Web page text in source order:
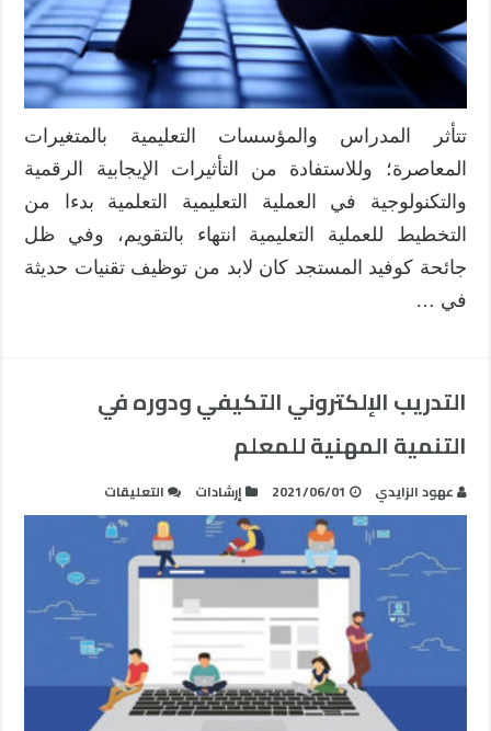
كوفيد
المُستجد
تتأثر المدراس والمؤسسات التعليمية بالمتغيرات
المعاصرة؛ وللاستفادة من التأثيرات الإيجابية الرقمية
والتكنولوجية في العملية التعليمية التعلمية بدءا من
التخطيط للعملية التعليمية انتهاء بالتقويم، وفي ظل
جائحة كوفيد المستجد كان لابد من توظيف تقنيات حديثة
في …
التدريب الإلكتروني التكيفي ودوره في
التنمية المهنية للمعلم
عهود الزايدي 2021/06/01 إرشادات التعليقات
التدريب
الإلكتروني
التكيفي
ودوره
في
التنمية
المهنية
للمعلم
مغلقة